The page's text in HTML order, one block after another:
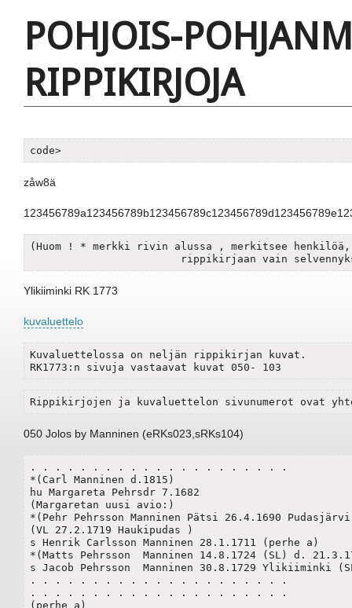
POHJOIS-
RIPPIKIRJOJA
code>
zåw8ä
(Huom ! * merkki rivin alussa , merkitsee
rippikirjaan vain
Ylikiiminki RK 1773
kuvaluettelo
Kuvaluettelossa on neljän rippikirjan kuvat.
RK1773:n sivuja vastaavat kuvat 050- 103
Rippikirjojen ja kuvaluettelon sivunumerot ovat
050 Jolos by Manninen (eRKs023,sRKs104)
. . . . . . . . . . . . . . . . . . . . .
*(Carl Manninen d.1815)
hu Margareta Pehrsdr 7.1682
(Margaretan uusi avio:)
*(Pehr Pehrsson Manninen Pätsi 26.4.1690
(VL 27.2.1719 Haukipudas )
s Henrik Carlsson Manninen 28.1.1711 (perhe a)
*(Matts Pehrsson  Manninen 14.8.1724 (SL) d.
s Jacob Pehrsson  Manninen 30.8.1729 Ylikiiminki
. . . . . . . . . . . . . . . . . . . . .
. . . . . . . . . . . . . . . . . . . . .
(perhe a)